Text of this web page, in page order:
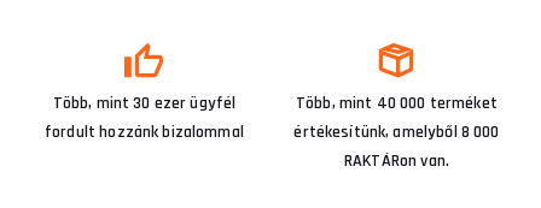
Több, mint 30 ezer ügyfél
fordult hozzánk bizalommal
Több, mint 40 000 terméket
értékesítünk, amelyből 8 000
RAKTÁRon van.